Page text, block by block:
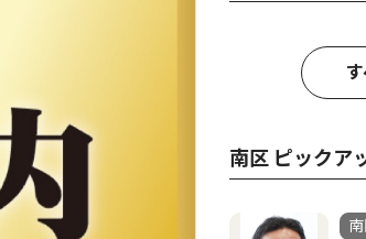
南区 ピックア